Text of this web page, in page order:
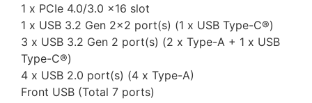
1 x PCIe 4.0/3.0 x16 slot
1 x USB 3.2 Gen 2×2 port(s) (1 x USB Type-C®)
3 x USB 3.2 Gen 2 port(s) (2 x Type-A + 1 x USB
Type-C®)
4 x USB 2.0 port(s) (4 x Type-A)
Front USB (Total 7 ports)